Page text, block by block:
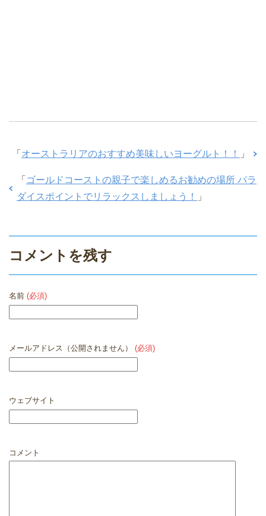
「 オーストラリアのおすすめ美味しいヨーグルト！！ 」
「 ゴールドコーストの親子で楽しめるお勧めの場所 パラ
ダイスポイントでリラックスしましょう！
」
コメントを残す
名前 (必須)
メールアドレス（公開されません） (必須)
ウェブサイト
コメント